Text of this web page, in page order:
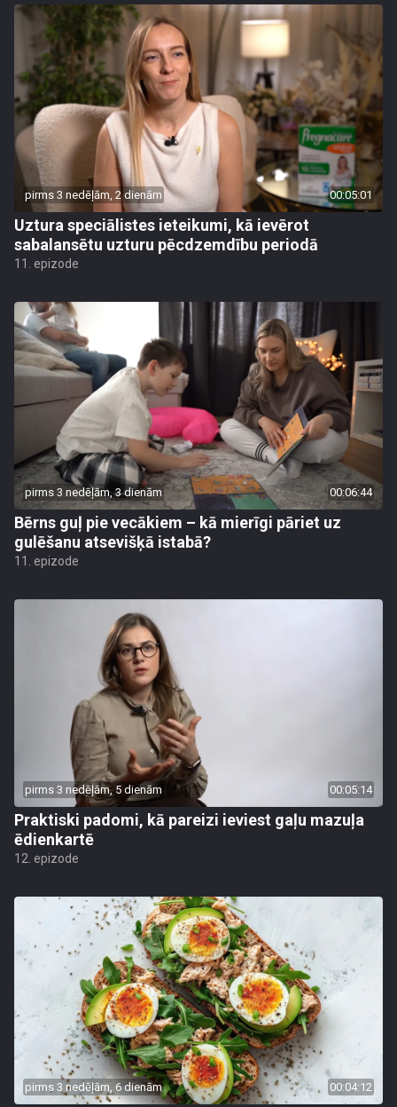
pirms 3 nedēļām, 2 dienām 00:05:01
Uztura speciālistes ieteikumi, kā ievērot
sabalansētu uzturu pēcdzemdību periodā
11. epizode
pirms 3 nedēļām, 3 dienām 00:06:44
Bērns guļ pie vecākiem – kā mierīgi pāriet uz
gulēšanu atsevišķā istabā?
11. epizode
pirms 3 nedēļām, 5 dienām 00:05:14
Praktiski padomi, kā pareizi ieviest gaļu mazuļa
ēdienkartē
12. epizode
pirms 3 nedēļām, 6 dienām 00:04:12